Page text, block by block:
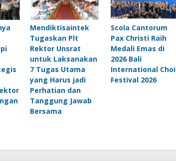
Mendiktisaintek
Tugaskan Plt
Rektor Unsrat
untuk Laksanakan
7 Tugas Utama
yang Harus jadi
Perhatian dan
Tanggung Jawab
Bersama
Scola Cantorum
Pax Christi Raih
Medali Emas di
2026 Bali
International
Festival 2026